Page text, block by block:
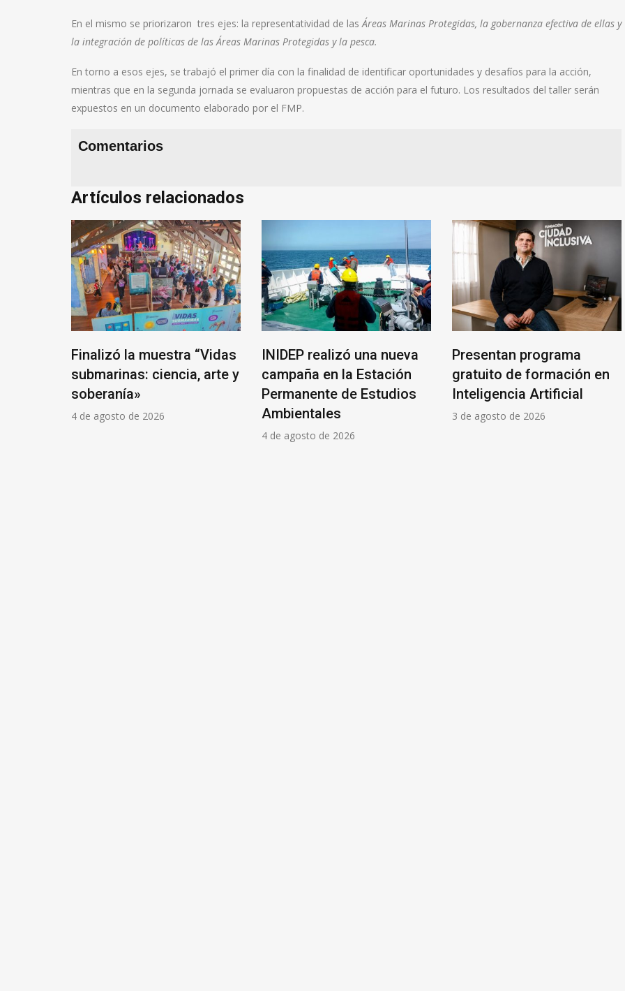
En el mismo se priorizaron tres ejes: la representatividad de las Áreas Marinas Protegidas, la gobernanza efectiva de ellas y
la integración de políticas de las Áreas Marinas Protegidas y la pesca.
En torno a esos ejes, se trabajó el primer día con la finalidad de identificar oportunidades y desafíos para la acción,
mientras que en la segunda jornada se evaluaron propuestas de acción para el futuro. Los resultados del taller serán
expuestos en un documento elaborado por el FMP.
Comentarios
Artículos relacionados
Finalizó la muestra “Vidas
submarinas: ciencia, arte y
soberanía»
4 de agosto de 2026
INIDEP realizó una nueva
campaña en la Estación
Permanente de Estudios
Ambientales
4 de agosto de 2026
Presentan programa
gratuito de formación en
Inteligencia Artificial
3 de agosto de 2026